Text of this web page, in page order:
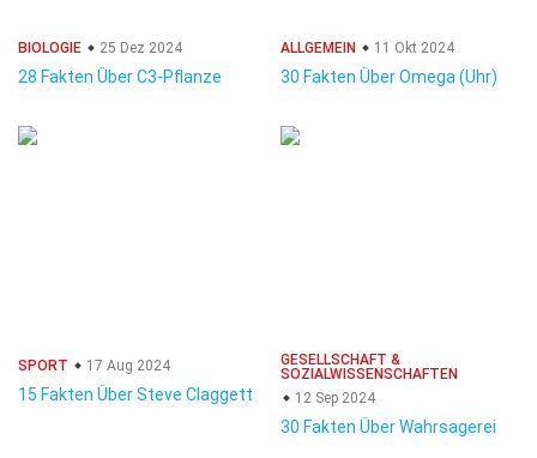
BIOLOGIE 25 Dez 2024
28 Fakten Über C3-Pflanze
ALLGEMEIN 11 Okt 2024
30 Fakten Über Omega (Uhr)
SPORT 17 Aug 2024
15 Fakten Über Steve Claggett
GESELLSCHAFT &
SOZIALWISSENSCHAFTEN
12 Sep 2024
30 Fakten Über Wahrsagerei